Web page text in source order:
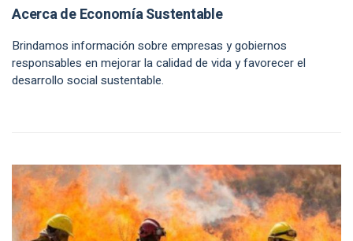
Acerca de Economía Sustentable
Brindamos información sobre empresas y gobiernos
responsables en mejorar la calidad de vida y favorecer el
desarrollo social sustentable.